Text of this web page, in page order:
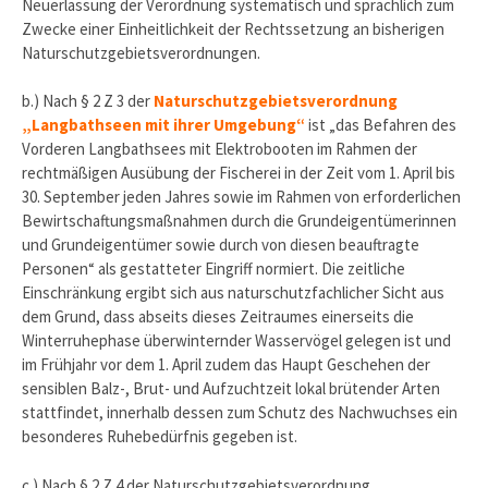
Neuerlassung der Verordnung systematisch und sprachlich zum
Zwecke einer Einheitlichkeit der Rechtssetzung an bisherigen
Naturschutzgebietsverordnungen.
b.) Nach § 2 Z 3 der Naturschutzgebietsverordnung
„Langbathseen mit ihrer Umgebung“ ist „das Befahren des
Vorderen Langbathsees mit Elektrobooten im Rahmen der
rechtmäßigen Ausübung der Fischerei in der Zeit vom 1. April bis
30. September jeden Jahres sowie im Rahmen von erforderlichen
Bewirtschaftungsmaßnahmen durch die Grundeigentümerinnen
und Grundeigentümer sowie durch von diesen beauftragte
Personen“ als gestatteter Eingriff normiert. Die zeitliche
Einschränkung ergibt sich aus naturschutzfachlicher Sicht aus
dem Grund, dass abseits dieses Zeitraumes einerseits die
Winterruhephase überwinternder Wasservögel gelegen ist und
im Frühjahr vor dem 1. April zudem das Haupt Geschehen der
sensiblen Balz-, Brut- und Aufzuchtzeit lokal brütender Arten
stattfindet, innerhalb dessen zum Schutz des Nachwuchses ein
besonderes Ruhebedürfnis gegeben ist.